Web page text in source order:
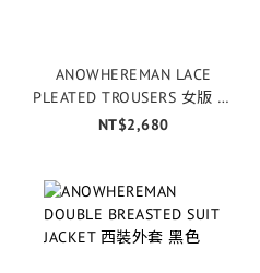
ANOWHEREMAN LACE
PLEATED TROUSERS 女版 蕾
絲西裝褲 黑色
NT$2,680